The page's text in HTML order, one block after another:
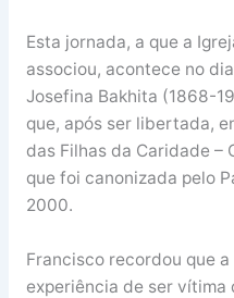
Esta jornada, a que a
associou, acontece no
Josefina Bakhita (1868-
que, após ser libertada,
das Filhas da Caridade –
que foi canonizada pelo
2000.
Francisco recordou que
experiência de ser vítima